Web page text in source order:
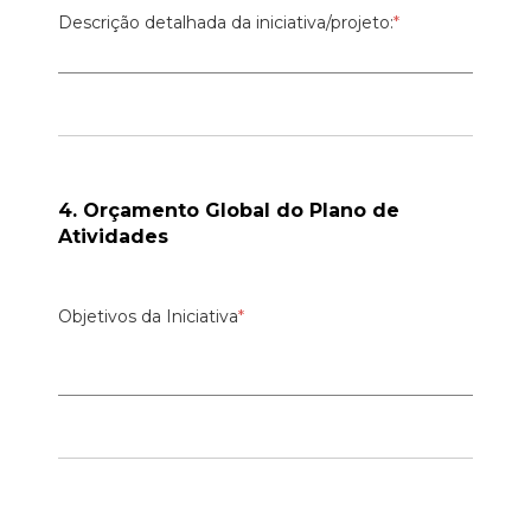
Descrição detalhada da iniciativa/projeto:*
4. Orçamento Global do Plano de
Atividades
Objetivos da Iniciativa*